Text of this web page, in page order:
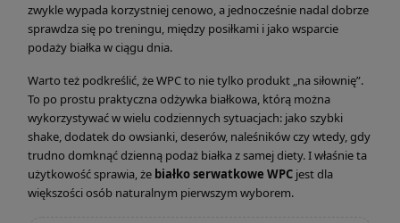
zwykle wypada korzystniej cenowo, a jednocześnie nadal dobrze
sprawdza się po treningu, między posiłkami i jako wsparcie
podaży białka w ciągu dnia.
Warto też podkreślić, że WPC to nie tylko produkt „na siłownię”.
To po prostu praktyczna odżywka białkowa, którą można
wykorzystywać w wielu codziennych sytuacjach: jako szybki
shake, dodatek do owsianki, deserów, naleśników czy wtedy, gdy
trudno domknąć dzienną podaż białka z samej diety. I właśnie ta
użytkowość sprawia, że białko serwatkowe WPC jest dla
większości osób naturalnym pierwszym wyborem.